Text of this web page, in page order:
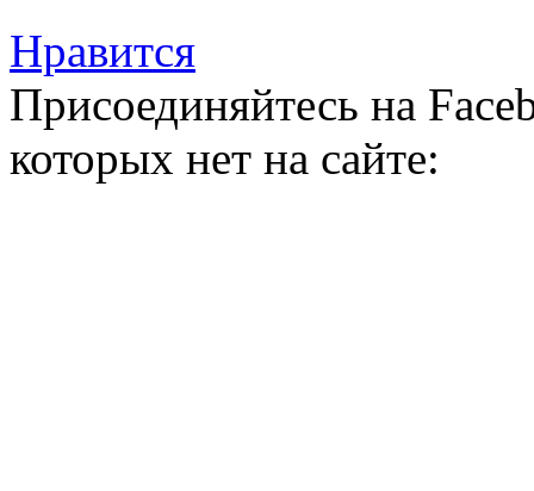
Нравится
Присоединяйтесь на
которых нет на сайте: